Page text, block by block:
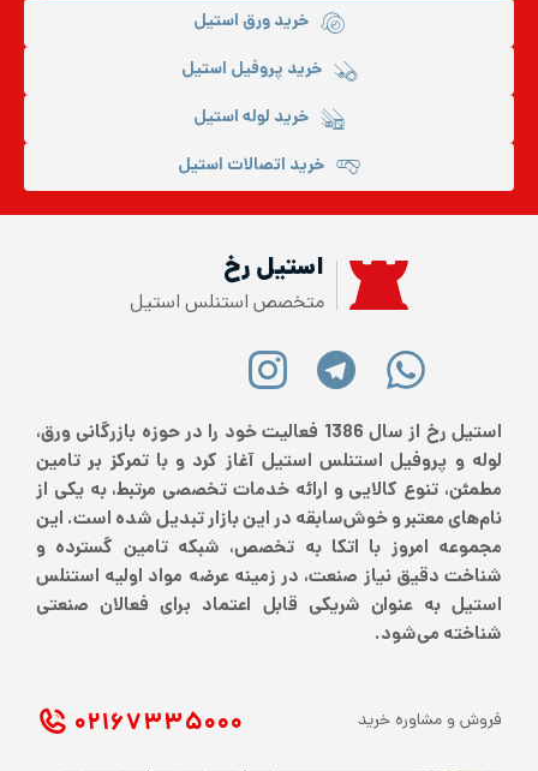
خرید ورق استیل
خرید پروفیل استیل
خرید لوله استیل
خرید اتصالات استیل
استیل رخ
متخصص استنلس استیل
استیل رخ از سال 1386 فعالیت خود را در حوزه بازرگانی ورق،
لوله و پروفیل استنلس استیل آغاز کرد و با تمرکز بر تامین
مطمئن، تنوع کالایی و ارائه خدمات تخصصی مرتبط، به یکی از
نام‌های معتبر و خوش‌سابقه در این بازار تبدیل شده است. این
مجموعه امروز با اتکا به تخصص، شبکه تامین گسترده و
شناخت دقیق نیاز صنعت، در زمینه عرضه مواد اولیه استنلس
استیل به عنوان شریکی قابل اعتماد برای فعالان صنعتی
شناخته می‌شود.
فروش و مشاوره خرید ۰۲۱ ۶۷۳۳۵۰۰۰